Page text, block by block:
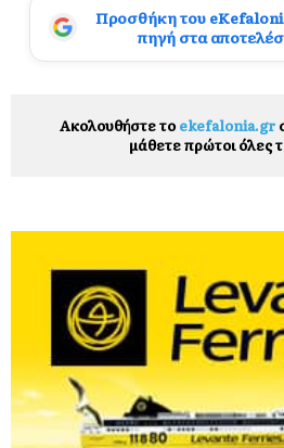
Προσθήκη του
πηγή στα
Ακολουθήστε το ekefalonia.gr
μάθετε πρώτοι όλες